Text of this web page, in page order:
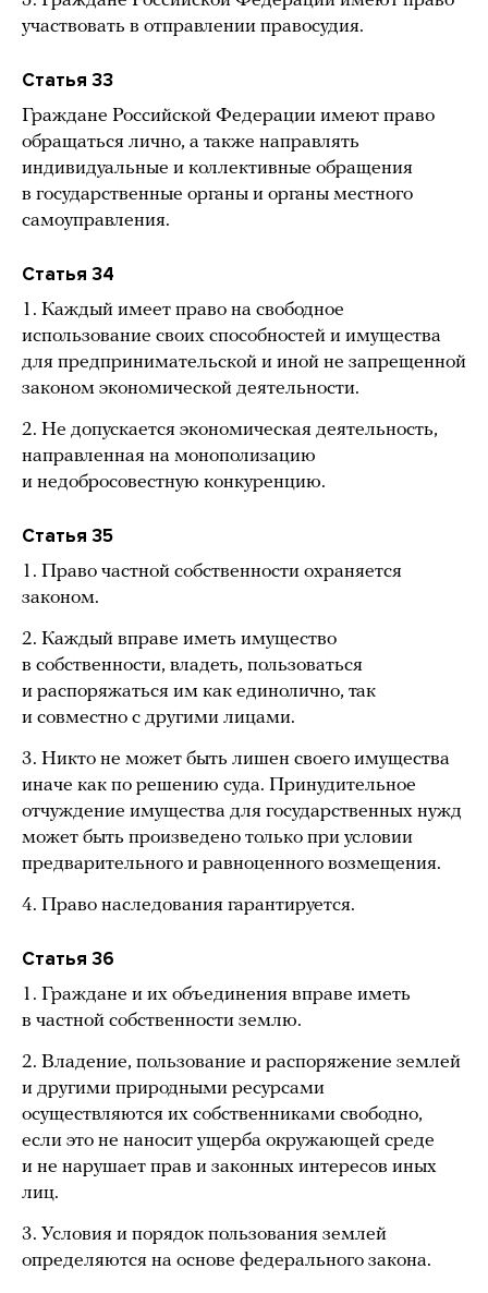
участвовать в отправлении правосудия.
Статья 33
Граждане Российской Федерации имеют право
обращаться лично, а также направлять
индивидуальные и коллективные обращения
в государственные органы и органы местного
самоуправления.
Статья 34
1. Каждый имеет право на свободное
использование своих способностей и имущества
для предпринимательской и иной не запрещенной
законом экономической деятельности.
2. Не допускается экономическая деятельность,
направленная на монополизацию
и недобросовестную конкуренцию.
Статья 35
1. Право частной собственности охраняется
законом.
2. Каждый вправе иметь имущество
в собственности, владеть, пользоваться
и распоряжаться им как единолично, так
и совместно с другими лицами.
3. Никто не может быть лишен своего имущества
иначе как по решению суда. Принудительное
отчуждение имущества для государственных нужд
может быть произведено только при условии
предварительного и равноценного возмещения.
4. Право наследования гарантируется.
Статья 36
1. Граждане и их объединения вправе иметь
в частной собственности землю.
2. Владение, пользование и распоряжение землей
и другими природными ресурсами
осуществляются их собственниками свободно,
если это не наносит ущерба окружающей среде
и не нарушает прав и законных интересов иных
лиц.
3. Условия и порядок пользования землей
определяются на основе федерального закона.